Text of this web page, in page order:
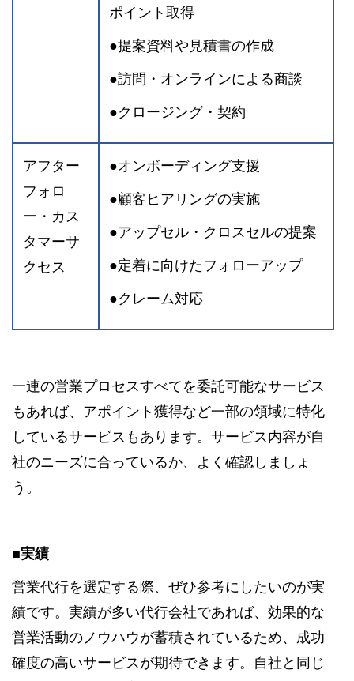
ポイント取得
●提案資料や見積書の作成
●訪問・オンラインによる商談
●クロージング・契約
アフター
フォロ
ー・カス
タマーサ
クセス
●オンボーディング支援
●顧客ヒアリングの実施
●アップセル・クロスセルの提案
●定着に向けたフォローアップ
●クレーム対応
一連の営業プロセスすべてを委託可能なサービス
もあれば、アポイント獲得など一部の領域に特化
しているサービスもあります。サービス内容が自
社のニーズに合っているか、よく確認しましょ
う。
■実績
営業代行を選定する際、ぜひ参考にしたいのが実
績です。実績が多い代行会社であれば、効果的な
営業活動のノウハウが蓄積されているため、成功
確度の高いサービスが期待できます。自社と同じ